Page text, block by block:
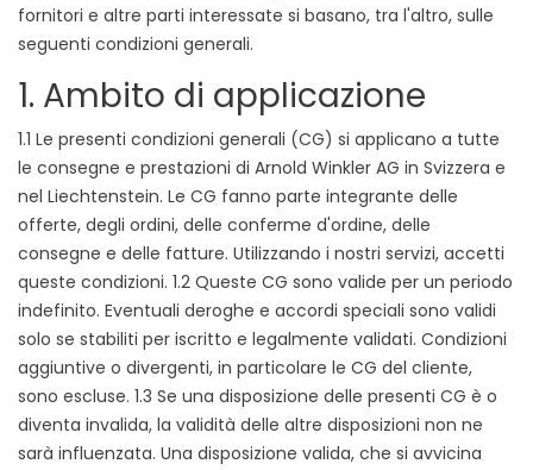
fornitori e altre parti interessate si basano, tra l'altro, sulle
seguenti condizioni generali.
1. Ambito di applicazione
1.1 Le presenti condizioni generali (CG) si applicano a tutte
le consegne e prestazioni di Arnold Winkler AG in Svizzera e
nel Liechtenstein. Le CG fanno parte integrante delle
offerte, degli ordini, delle conferme d'ordine, delle
consegne e delle fatture. Utilizzando i nostri servizi, accetti
queste condizioni. 1.2 Queste CG sono valide per un periodo
indefinito. Eventuali deroghe e accordi speciali sono validi
solo se stabiliti per iscritto e legalmente validati. Condizioni
aggiuntive o divergenti, in particolare le CG del cliente,
sono escluse. 1.3 Se una disposizione delle presenti CG è o
diventa invalida, la validità delle altre disposizioni non ne
sarà influenzata. Una disposizione valida, che si avvicina